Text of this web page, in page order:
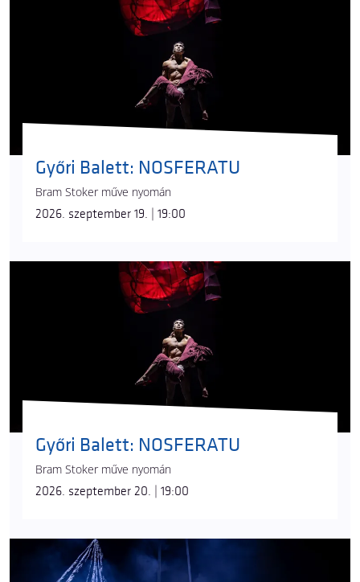
Győri Balett: NOSFERATU
Bram Stoker műve nyomán
2026. szeptember 19. | 19:00
Győri Balett: NOSFERATU
Bram Stoker műve nyomán
2026. szeptember 20. | 19:00